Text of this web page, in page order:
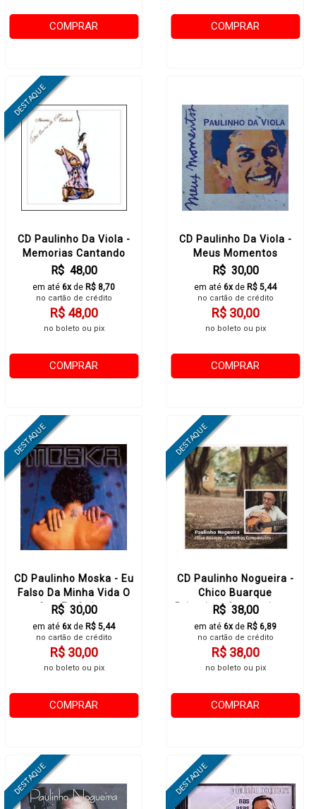
COMPRAR COMPRAR
CD Paulinho Da Viola -
Memorias Cantando
R$ 48,00
em até 6xde R$ 8,70
no cartão de crédito
R$ 48,00
no boleto ou pix
COMPRAR
CD Paulinho Da Viola -
Meus Momentos
R$ 30,00
em até 6xde R$ 5,44
no cartão de crédito
R$ 30,00
no boleto ou pix
COMPRAR
CD Paulinho Moska - Eu
Falso Da Minha Vida O
Que Eu Quiser
R$ 30,00
em até 6xde R$ 5,44
no cartão de crédito
R$ 30,00
no boleto ou pix
COMPRAR
CD Paulinho Nogueira -
Chico Buarque
Primeiras Composicoes
R$ 38,00
em até 6xde R$ 6,89
no cartão de crédito
R$ 38,00
no boleto ou pix
COMPRAR